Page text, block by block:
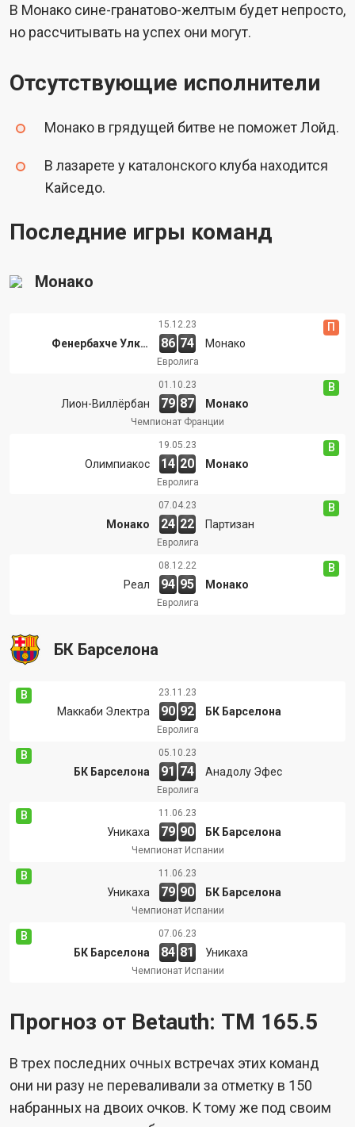
В Монако сине-гранатово-желтым будет непросто,
но рассчитывать на успех они могут.
Отсутствующие исполнители
Монако в грядущей битве не поможет Лойд.
В лазарете у каталонского клуба находится
Кайседо.
Последние игры команд
Монако
П
15.12.23
Фенербахче Улкер 86 74 Монако
Евролига
В
01.10.23
Лион-Виллёрбан 79 87 Монако
Чемпионат Франции
В
19.05.23
Олимпиакос 14 20 Монако
Евролига
В
07.04.23
Монако 24 22 Партизан
Евролига
В
08.12.22
Реал 94 95 Монако
Евролига
БК Барселона
В 23.11.23
Маккаби Электра 90 92 БК Барселона
Евролига
В 05.10.23
БК Барселона 91 74 Анадолу Эфес
Евролига
В 11.06.23
Уникаха 79 90 БК Барселона
Чемпионат Испании
В 11.06.23
Уникаха 79 90 БК Барселона
Чемпионат Испании
В 07.06.23
БК Барселона 84 81 Уникаха
Чемпионат Испании
Прогноз от Betauth: ТМ 165.5
В трех последних очных встречах этих команд
они ни разу не переваливали за отметку в 150
набранных на двоих очков. К тому же под своим